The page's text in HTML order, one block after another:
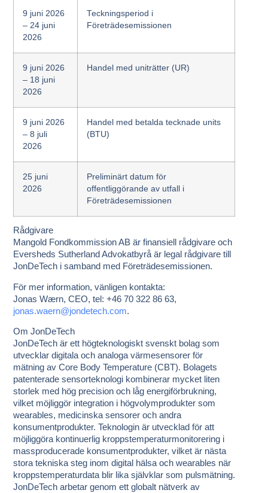
9 juni 2026
– 24 juni
2026
Teckningsperiod i
Företrädesemissionen
9 juni 2026
– 18 juni
2026
Handel med uniträtter (UR)
9 juni 2026
– 8 juli
2026
Handel med betalda tecknade units
(BTU)
25 juni
2026
Preliminärt datum för
offentliggörande av utfall i
Företrädesemissionen
Rådgivare
Mangold Fondkommission AB är finansiell rådgivare och
Eversheds Sutherland Advokatbyrå är legal rådgivare till
JonDeTech i samband med Företrädesemissionen.
För mer information, vänligen kontakta:
Jonas Wærn, CEO, tel: +46 70 322 86 63,
jonas.waern@jondetech.com.
Om JonDeTech
JonDeTech är ett högteknologiskt svenskt bolag som
utvecklar digitala och analoga värmesensorer för
mätning av Core Body Temperature (CBT). Bolagets
patenterade sensorteknologi kombinerar mycket liten
storlek med hög precision och låg energiförbrukning,
vilket möjliggör integration i högvolymprodukter som
wearables, medicinska sensorer och andra
konsumentprodukter. Teknologin är utvecklad för att
möjliggöra kontinuerlig kroppstemperaturmonitorering i
massproducerade konsumentprodukter, vilket är nästa
stora tekniska steg inom digital hälsa och wearables när
kroppstemperaturdata blir lika självklar som pulsmätning.
JonDeTech arbetar genom ett globalt nätverk av